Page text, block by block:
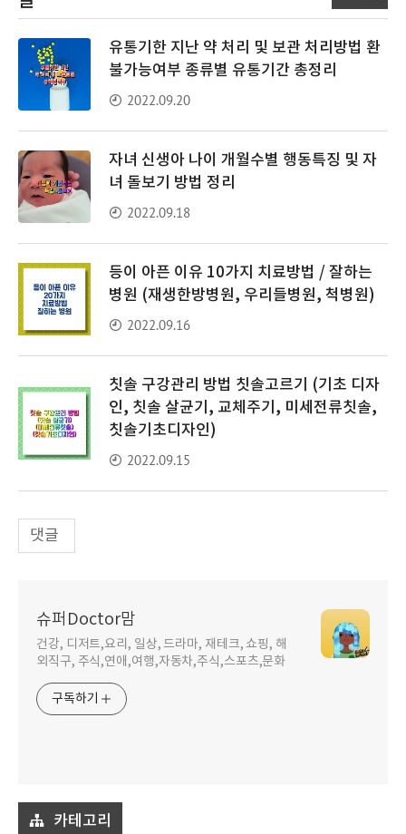
유통기한 지난 약 처리 및 보관 처리방법 환
불가능여부 종류별 유통기간 총정리
2022.09.20
자녀 신생아 나이 개월수별 행동특징 및 자
녀 돌보기 방법 정리
2022.09.18
등이 아픈 이유 10가지 치료방법 / 잘하는
병원 (재생한방병원, 우리들병원, 척병원)
2022.09.16
칫솔 구강관리 방법 칫솔고르기 (기초 디자
인, 칫솔 살균기, 교체주기, 미세전류칫솔,
칫솔기초디자인)
2022.09.15
댓글
슈퍼Doctor맘
건강, 디저트,요리, 일상, 드라마, 재테크, 쇼핑, 해
외직구, 주식,연애,여행,자동차,주식,스포츠,문화
구독하기
카테고리